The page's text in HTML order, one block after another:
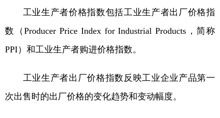
工业生产者价格指数包括工业生产者出厂价格指
数（Producer Price Index for Industrial Products，简称
PPI）和工业生产者购进价格指数。
工业生产者出厂价格指数反映工业企业产品第一
次出售时的出厂价格的变化趋势和变动幅度。